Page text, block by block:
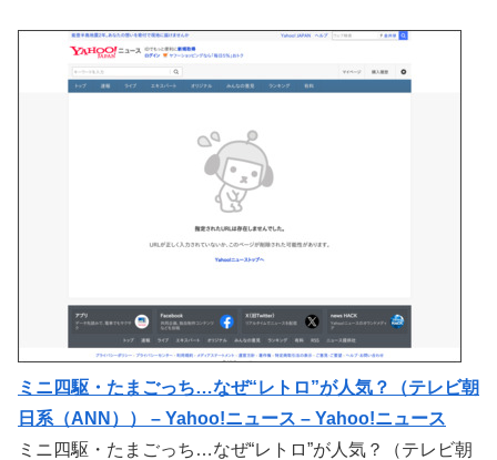
ミニ四駆・たまごっち…なぜ“レトロ”が人気？（テレビ朝
日系（ANN）） – Yahoo!ニュース – Yahoo!ニュース
ミニ四駆・たまごっち…なぜ“レトロ”が人気？（テレビ朝